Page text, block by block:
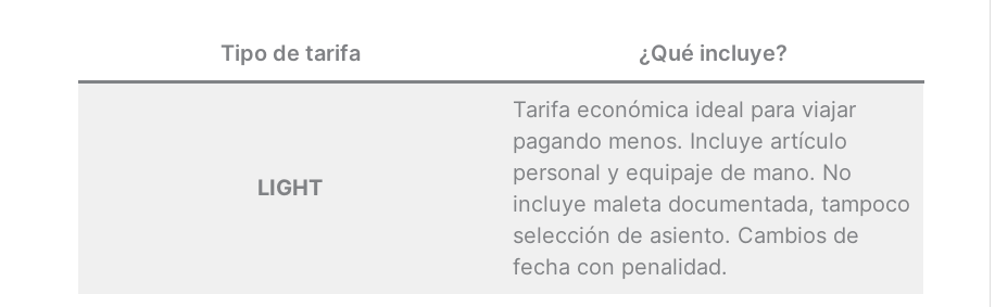
Tipo de tarifa ¿Qué incluye?
LIGHT
Tarifa económica ideal para viajar
pagando menos. Incluye artículo
personal y equipaje de mano. No
incluye maleta documentada, tampoco
selección de asiento. Cambios de
fecha con penalidad.